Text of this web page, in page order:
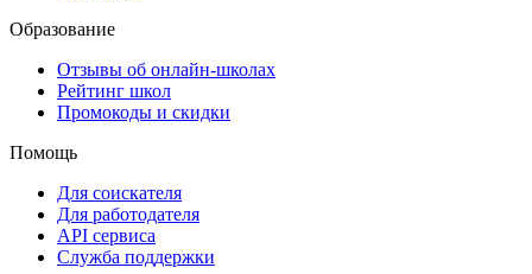
Образование
Отзывы об онлайн-школах
Рейтинг школ
Промокоды и скидки
Помощь
Для соискателя
Для работодателя
API сервиса
Служба поддержки